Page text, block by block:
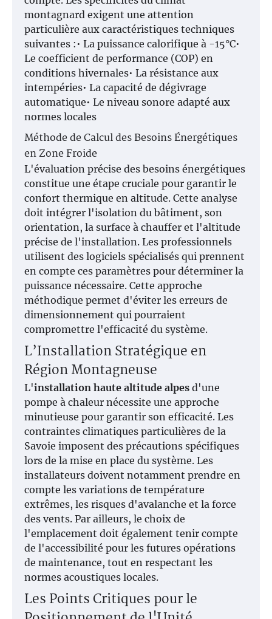
montagnard exigent une attention
particulière aux caractéristiques techniques
suivantes :• La puissance calorifique à -15°C•
Le coefficient de performance (COP) en
conditions hivernales• La résistance aux
intempéries• La capacité de dégivrage
automatique• Le niveau sonore adapté aux
normes locales
Méthode de Calcul des Besoins Énergétiques
en Zone Froide
L'évaluation précise des besoins énergétiques
constitue une étape cruciale pour garantir le
confort thermique en altitude. Cette analyse
doit intégrer l'isolation du bâtiment, son
orientation, la surface à chauffer et l'altitude
précise de l'installation. Les professionnels
utilisent des logiciels spécialisés qui prennent
en compte ces paramètres pour déterminer la
puissance nécessaire. Cette approche
méthodique permet d'éviter les erreurs de
dimensionnement qui pourraient
compromettre l'efficacité du système.
L’Installation Stratégique en
Région Montagneuse
L'installation haute altitude alpes d'une
pompe à chaleur nécessite une approche
minutieuse pour garantir son efficacité. Les
contraintes climatiques particulières de la
Savoie imposent des précautions spécifiques
lors de la mise en place du système. Les
installateurs doivent notamment prendre en
compte les variations de température
extrêmes, les risques d'avalanche et la force
des vents. Par ailleurs, le choix de
l'emplacement doit également tenir compte
de l'accessibilité pour les futures opérations
de maintenance, tout en respectant les
normes acoustiques locales.
Les Points Critiques pour le